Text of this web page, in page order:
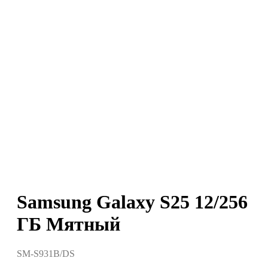
Samsung Galaxy S25 12/256
ГБ Мятный
SM-S931B/DS